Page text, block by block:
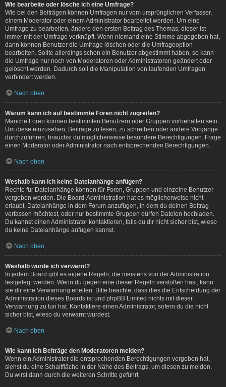
Wie bearbeite oder lösche ich eine Umfrage?
Wie bei den Beiträgen können Umfragen nur vom ursprünglichen Verfasser,
einem Moderator oder einem Administrator bearbeitet werden. Um eine
Umfrage zu bearbeiten, ändere den ersten Beitrag des Themas; dieser ist
immer mit der Umfrage verknüpft. Wenn niemand eine Stimme abgegeben hat,
dann können Benutzer die Umfrage löschen oder die Umfrageoption
bearbeiten. Sollte allerdings schon ein Benutzer abgestimmt haben, so kann
die Umfrage nur noch von Moderatoren oder Administratoren geändert oder
gelöscht werden. Dadurch soll die Manipulation von laufenden Umfragen
verhindert werden.
Nach oben
Warum kann ich auf bestimmte Foren nicht zugreifen?
Manche Foren können bestimmten Benutzern oder Gruppen vorbehalten sein.
Um diese einzusehen, Beiträge zu lesen, zu schreiben oder andere Vorgänge
durchzuführen, brauchst du möglicherweise besondere Berechtigungen. Frage
einen Moderator oder Administrator nach entsprechenden Berechtigungen.
Nach oben
Weshalb kann ich keine Dateianhänge anfügen?
Rechte für Dateianhänge können für Foren, Gruppen und einzelne Benutzer
vergeben werden. Die Board-Administration hat es möglicherweise nicht
erlaubt, Dateianhänge in dem Forum anzufügen, in dem du deinen Beitrag
verfassen möchtest, oder nur bestimmte Gruppen dürfen Dateien hochladen.
Du kannst einen Administrator kontaktieren, falls du dir nicht sicher bist, wieso
du keine Dateianhänge anfügen kannst.
Nach oben
Weshalb wurde ich verwarnt?
In jedem Board gibt es eigene Regeln, die meistens von der Administration
festgelegt werden. Wenn du gegen eine dieser Regeln verstoßen hast, kann
sie dir eine Verwarnung erteilen. Bitte beachte, dass dies die Entscheidung der
Administration dieses Boards ist und phpBB Limited nichts mit dieser
Verwarnung zu tun hat. Kontaktiere einen Administrator, sofern du die nicht
sicher bist, wieso du verwarnt wurdest.
Nach oben
Wie kann ich Beiträge den Moderatoren melden?
Wenn ein Administrator die entsprechenden Berechtigungen vergeben hat,
siehst du eine Schaltfläche in der Nähe des Beitrags, um diesen zu melden.
Du wirst dann durch die weiteren Schritte geführt.